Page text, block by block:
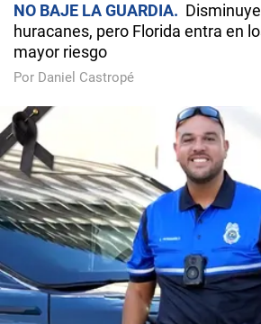
NO BAJE LA GUARDIA
huracanes, pero Florida entra en
mayor riesgo
Por Daniel Castropé